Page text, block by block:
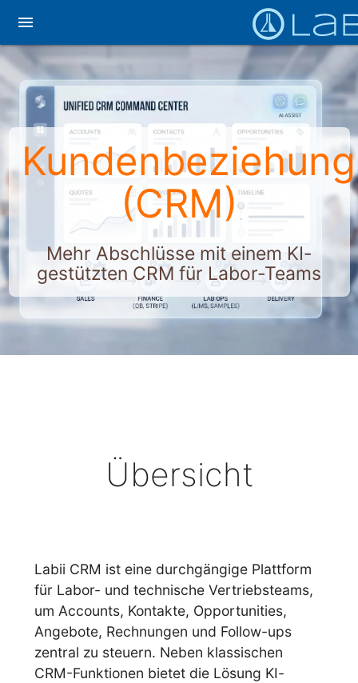
menu
(CRM)
Mehr Abschlüsse mit einem KI-
gestützten CRM für Labor-Teams
Übersicht
Labii CRM ist eine durchgängige Plattform
für Labor- und technische Vertriebsteams,
um Accounts, Kontakte, Opportunities,
Angebote, Rechnungen und Follow-ups
zentral zu steuern. Neben klassischen
CRM-Funktionen bietet die Lösung KI-